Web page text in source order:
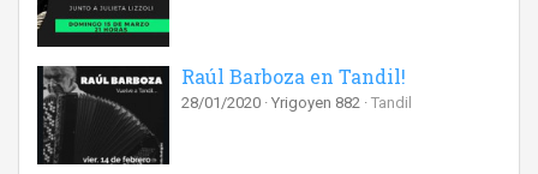
Raúl Barboza en Tandil!
28/01/2020 Yrigoyen 882 Tandil